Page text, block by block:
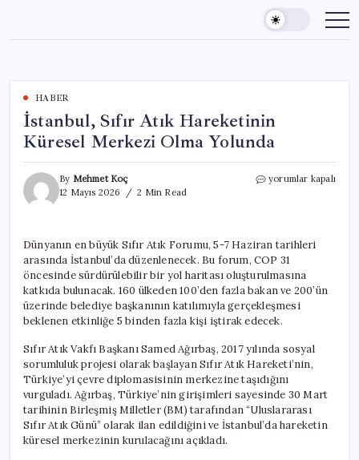
content
HABER
İstanbul, Sıfır Atık Hareketinin
Küresel Merkezi Olma Yolunda
By Mehmet Koç
12 Mayıs 2026
2 Min Read
İstanbul,
Merkezi
Olma
Yolunda
için
yorumlar kapalı
Dünyanın en büyük Sıfır Atık Forumu, 5-7 Haziran tarihleri
arasında İstanbul’da düzenlenecek. Bu forum, COP 31
öncesinde sürdürülebilir bir yol haritası oluşturulmasına
katkıda bulunacak. 160 ülkeden 100’den fazla bakan ve 200’ün
üzerinde belediye başkanının katılımıyla gerçekleşmesi
beklenen etkinliğe 5 binden fazla kişi iştirak edecek.
Sıfır Atık Vakfı Başkanı Samed Ağırbaş, 2017 yılında sosyal
sorumluluk projesi olarak başlayan Sıfır Atık Hareketi’nin,
Türkiye’yi çevre diplomasisinin merkezine taşıdığını
vurguladı. Ağırbaş, Türkiye’nin girişimleri sayesinde 30 Mart
tarihinin Birleşmiş Milletler (BM) tarafından “Uluslararası
Sıfır Atık Günü” olarak ilan edildiğini ve İstanbul’da hareketin
küresel merkezinin kurulacağını açıkladı.